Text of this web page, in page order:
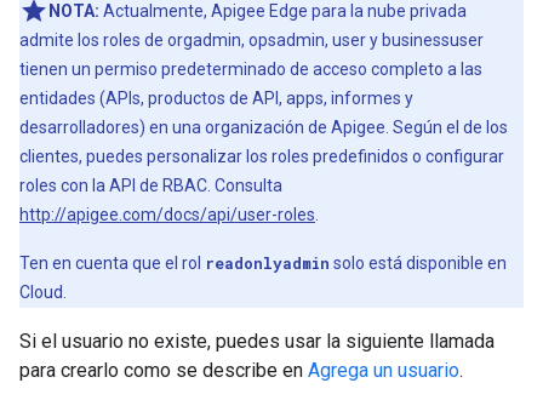
NOTA: Actualmente, Apigee Edge para la nube privada
admite los roles de orgadmin, opsadmin, user y businessuser
tienen un permiso predeterminado de acceso completo a las
entidades (APIs, productos de API, apps, informes y
desarrolladores) en una organización de Apigee. Según el de los
clientes, puedes personalizar los roles predefinidos o configurar
roles con la API de RBAC. Consulta
http://apigee.com/docs/api/user-roles
Ten en cuenta que el rol readonlyadmin solo está disponible en
Cloud.
Si el usuario no existe, puedes usar la siguiente llamada
para crearlo como se describe en Agrega un usuario.